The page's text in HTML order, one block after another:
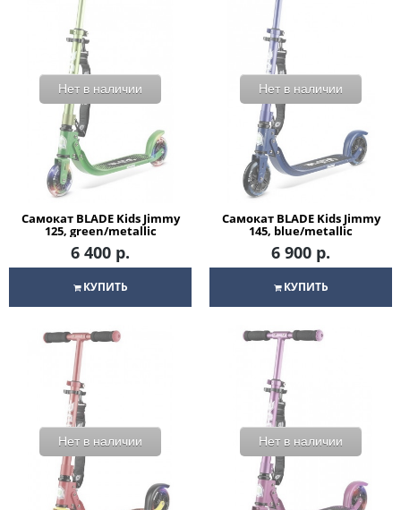
Нет в наличии
Самокат BLADE Kids Jimmy
125, green/metallic
6 400 р.
КУПИТЬ
Нет в наличии
Самокат BLADE Kids Jimmy
145, blue/metallic
6 900 р.
КУПИТЬ
Нет в наличии Нет в наличии